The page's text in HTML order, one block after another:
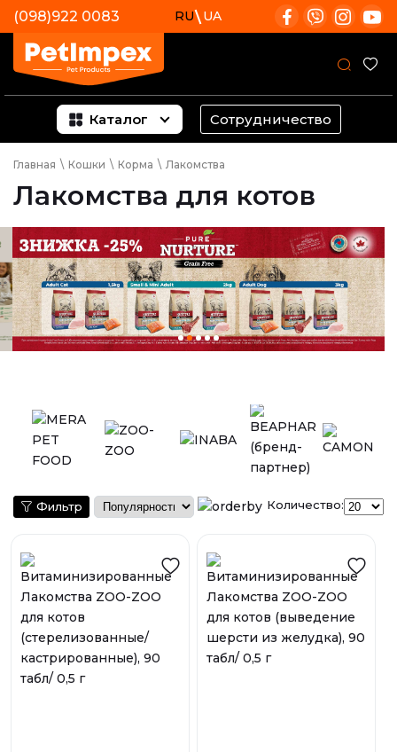
(098)922 0083 RU UA
Каталог Сотрудничество
Главная \ Кошки \ Корма \ Лакомства
Лакомства для котов
Фильтр Количество: